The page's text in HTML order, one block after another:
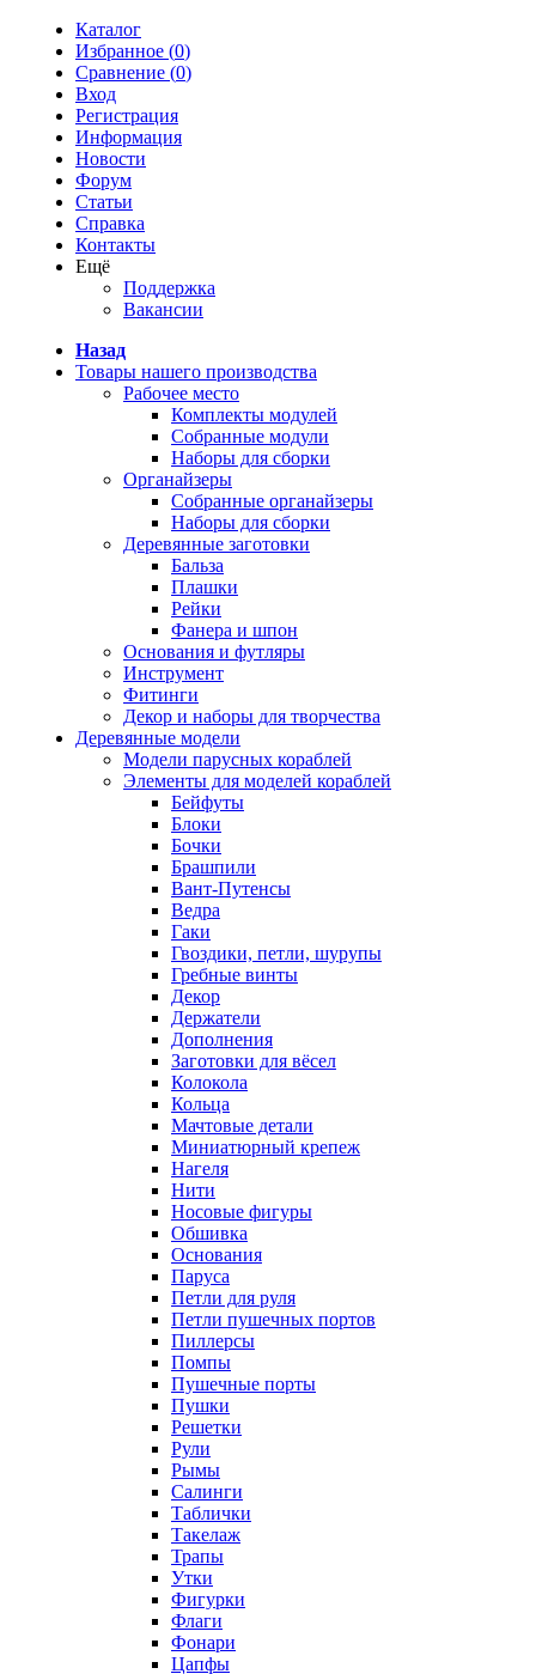
Каталог
Избранное (0)
Сравнение (0)
Вход
Регистрация
Информация
Новости
Форум
Статьи
Справка
Контакты
Ещё
Поддержка
Вакансии
Назад
Товары нашего производства
Рабочее место
Комплекты модулей
Собранные модули
Наборы для сборки
Органайзеры
Собранные органайзеры
Наборы для сборки
Деревянные заготовки
Бальза
Плашки
Рейки
Фанера и шпон
Основания и футляры
Инструмент
Фитинги
Декор и наборы для творчества
Деревянные модели
Модели парусных кораблей
Элементы для моделей кораблей
Бейфуты
Блоки
Бочки
Брашпили
Вант-Путенсы
Ведра
Гаки
Гвоздики, петли, шурупы
Гребные винты
Декор
Держатели
Дополнения
Заготовки для вёсел
Колокола
Кольца
Мачтовые детали
Миниатюрный крепеж
Нагеля
Нити
Носовые фигуры
Обшивка
Основания
Паруса
Петли для руля
Петли пушечных портов
Пиллерсы
Помпы
Пушечные порты
Пушки
Решетки
Рули
Рымы
Салинги
Таблички
Такелаж
Трапы
Утки
Фигурки
Флаги
Фонари
Цапфы